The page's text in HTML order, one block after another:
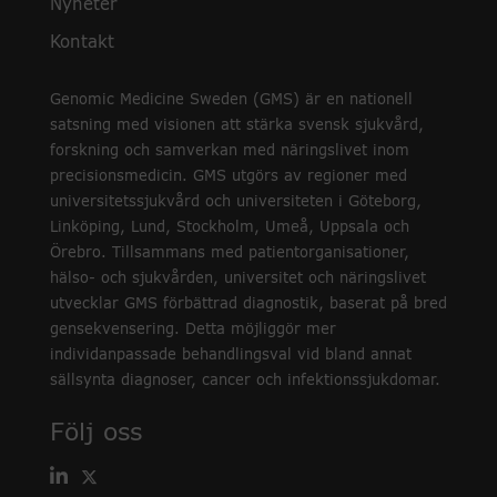
Nyheter
Kontakt
Genomic Medicine Sweden (GMS) är en nationell
satsning med visionen att stärka svensk sjukvård,
forskning och samverkan med näringslivet inom
precisionsmedicin. GMS utgörs av regioner med
universitetssjukvård och universiteten i Göteborg,
Linköping, Lund, Stockholm, Umeå, Uppsala och
Örebro. Tillsammans med patientorganisationer,
hälso- och sjukvården, universitet och näringslivet
utvecklar GMS förbättrad diagnostik, baserat på bred
gensekvensering. Detta möjliggör mer
individanpassade behandlingsval vid bland annat
sällsynta diagnoser, cancer och infektionssjukdomar.
Följ oss